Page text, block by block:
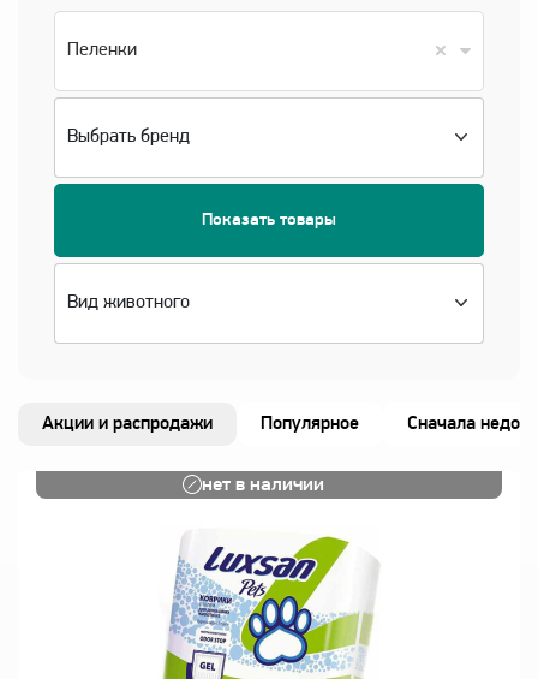
Пеленки
Показать товары
Акции и распродажи Популярное Сначала
нет в наличии